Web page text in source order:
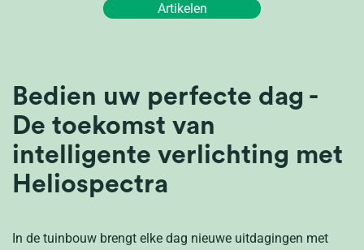
Artikelen
Bedien uw perfecte dag -
De toekomst van
intelligente verlichting met
Heliospectra
In de tuinbouw brengt elke dag nieuwe uitdagingen met